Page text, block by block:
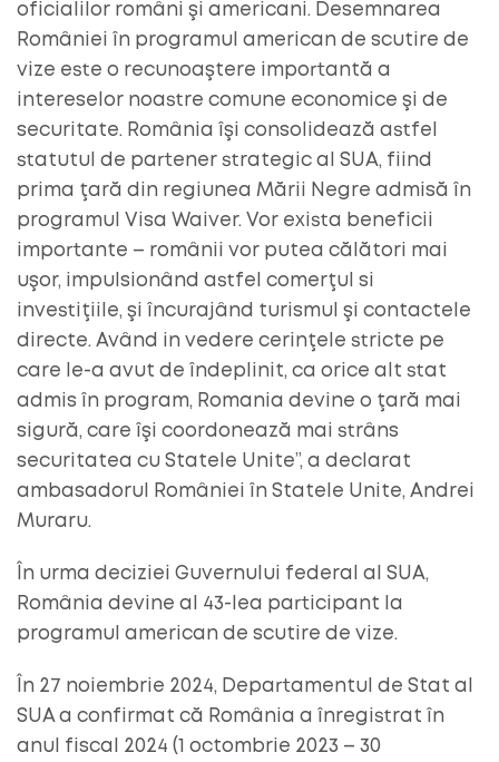
oficialilor români şi americani. Desemnarea
României în programul american de scutire de
vize este o recunoaştere importantă a
intereselor noastre comune economice şi de
securitate. România îşi consolidează astfel
statutul de partener strategic al SUA, fiind
prima ţară din regiunea Mării Negre admisă în
programul Visa Waiver. Vor exista beneficii
importante – românii vor putea călători mai
uşor, impulsionând astfel comerţul si
investiţiile, şi încurajând turismul şi contactele
directe. Având in vedere cerinţele stricte pe
care le-a avut de îndeplinit, ca orice alt stat
admis în program, Romania devine o ţară mai
sigură, care îşi coordonează mai strâns
securitatea cu Statele Unite”, a declarat
ambasadorul României în Statele Unite, Andrei
Muraru.
În urma deciziei Guvernului federal al SUA,
România devine al 43-lea participant la
programul american de scutire de vize.
În 27 noiembrie 2024, Departamentul de Stat al
SUA a confirmat că România a înregistrat în
anul fiscal 2024 (1 octombrie 2023 – 30